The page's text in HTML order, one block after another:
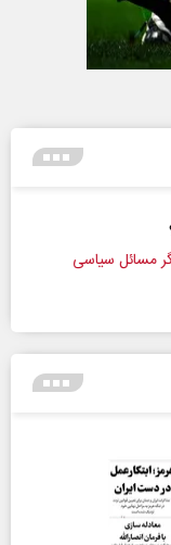
سیاسی